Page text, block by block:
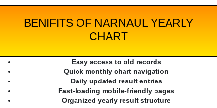
BENIFITS OF NARNAUL YEARLY
CHART
Easy access to old records
Quick monthly chart navigation
Daily updated result entries
Fast-loading mobile-friendly pages
Organized yearly result structure